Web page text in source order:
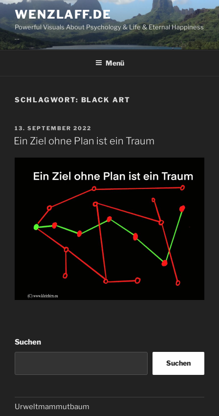
Zum
Inhalt
springen
WENZLAFF.DE
Powerful Visuals About Psychology & Life & Eternal Happiness
…
Menü
SCHLAGWORT: BLACK ART
VERÖFFENTLICHT
AM
13. SEPTEMBER 2022
Ein Ziel ohne Plan ist ein Traum
Suchen
Suchen
Urweltmammutbaum